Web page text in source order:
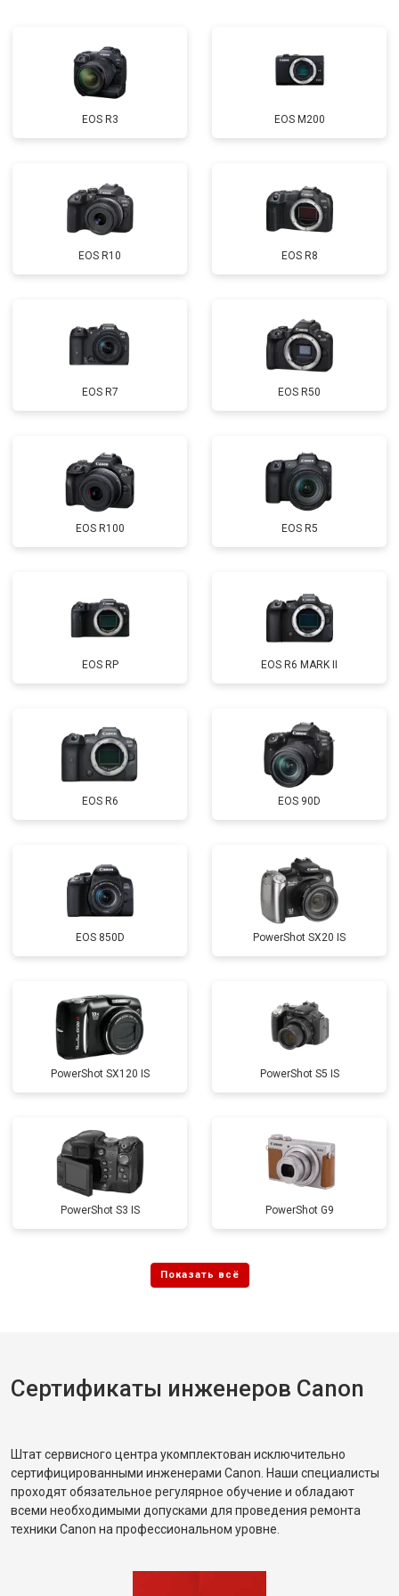
EOS R3 EOS M200
EOS R10 EOS R8
EOS R7 EOS R50
EOS R100 EOS R5
EOS RP EOS R6 MARK II
EOS R6 EOS 90D
EOS 850D PowerShot SX20 IS
PowerShot SX120 IS PowerShot S5 IS
PowerShot S3 IS PowerShot G9
Сертификаты инженеров Canon
Штат сервисного центра укомплектован исключительно
сертифицированными инженерами Canon. Наши специалисты
проходят обязательное регулярное обучение и обладают
всеми необходимыми допусками для проведения ремонта
техники Canon на профессиональном уровне.